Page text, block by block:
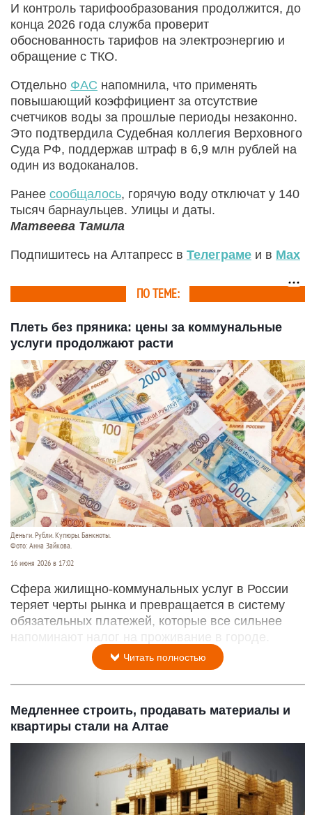
И контроль тарифообразования продолжится, до
конца 2026 года служба проверит
обоснованность тарифов на электроэнергию и
обращение с ТКО.
Отдельно ФАС напомнила, что применять
повышающий коэффициент за отсутствие
счетчиков воды за прошлые периоды незаконно.
Это подтвердила Судебная коллегия Верховного
Суда РФ, поддержав штраф в 6,9 млн рублей на
один из водоканалов.
Ранее сообщалось, горячую воду отключат у 140
тысяч барнаульцев. Улицы и даты.
Матвеева Тамила
Подпишитесь на Алтапресс в Телеграме и в Max
ПО ТЕМЕ:
Плеть без пряника: цены за коммунальные
услуги продолжают расти
Деньги. Рубли. Купюры. Банкноты.
Фото: Анна Зайкова.
16 июня 2026 в 17:02
Сфера жилищно-коммунальных услуг в России
теряет черты рынка и превращается в систему
обязательных платежей, которые все сильнее
напоминают налог на проживание в городе.
Читать полностью
Медленнее строить, продавать материалы и
квартиры стали на Алтае